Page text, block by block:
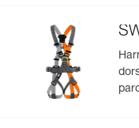
s'afficheront
Importez et
existantes.
Voir l'historique
fabrication.